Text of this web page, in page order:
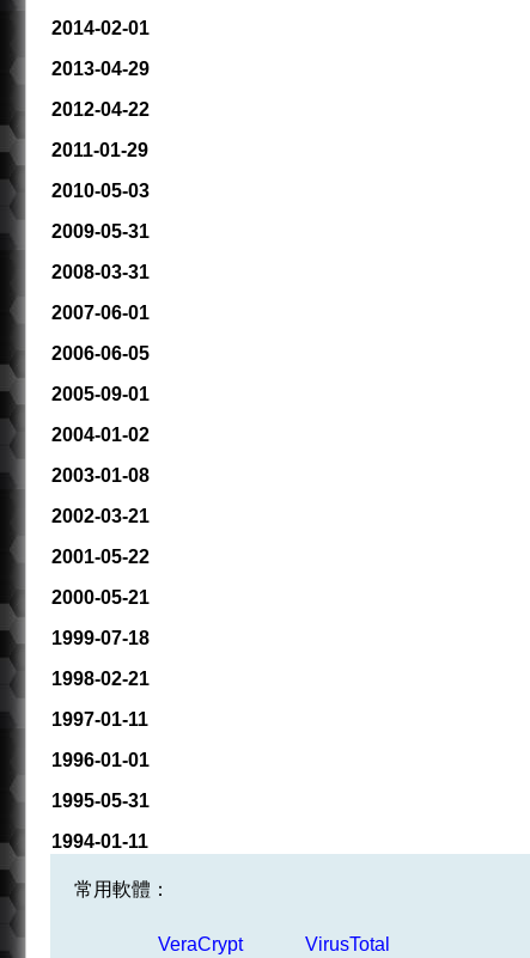
2014-02-01
2013-04-29
2012-04-22
2011-01-29
2010-05-03
2009-05-31
2008-03-31
2007-06-01
2006-06-05
2005-09-01
2004-01-02
2003-01-08
2002-03-21
2001-05-22
2000-05-21
1999-07-18
1998-02-21
1997-01-11
1996-01-01
1995-05-31
1994-01-11
常用軟體：
VeraCrypt VirusTotal